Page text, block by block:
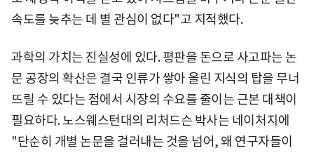
속도를 늦추는 데 별 관심이 없다"고 지적했다.
과학의 가치는 진실성에 있다. 평판을 돈으로 사고파는 논
문 공장의 확산은 결국 인류가 쌓아 올린 지식의 탑을 무너
뜨릴 수 있다는 점에서 시장의 수요를 줄이는 근본 대책이
필요하다. 노스웨스턴대의 리처드슨 박사는 네이처지에
"단순히 개별 논문을 걸러내는 것을 넘어, 왜 연구자들이